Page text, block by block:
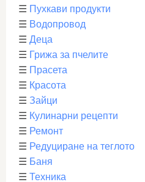
☰ Пухкави продукти
☰ Водопровод
☰ Деца
☰ Грижа за пчелите
☰ Прасета
☰ Красота
☰ Зайци
☰ Кулинарни рецепти
☰ Ремонт
☰ Редуциране на теглото
☰ Баня
☰ Техника